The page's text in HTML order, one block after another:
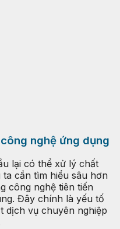
nghệ ứng dụng
lại có thể xử lý chất
cần tìm hiểu sâu hơn
công nghệ tiên tiến
Đây chính là yếu tố
dịch vụ chuyên nghiệp